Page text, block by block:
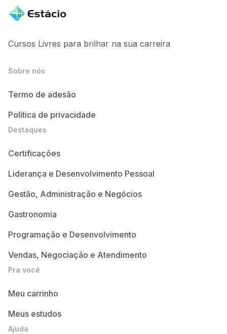
Cursos Livres para brilhar na sua carreira
Sobre nós
Termo de adesão
Política de privacidade
Destaques
Certificações
Liderança e Desenvolvimento Pessoal
Gestão, Administração e Negócios
Gastronomia
Programação e Desenvolvimento
Vendas, Negociação e Atendimento
Pra você
Meu carrinho
Meus estudos
Ajuda